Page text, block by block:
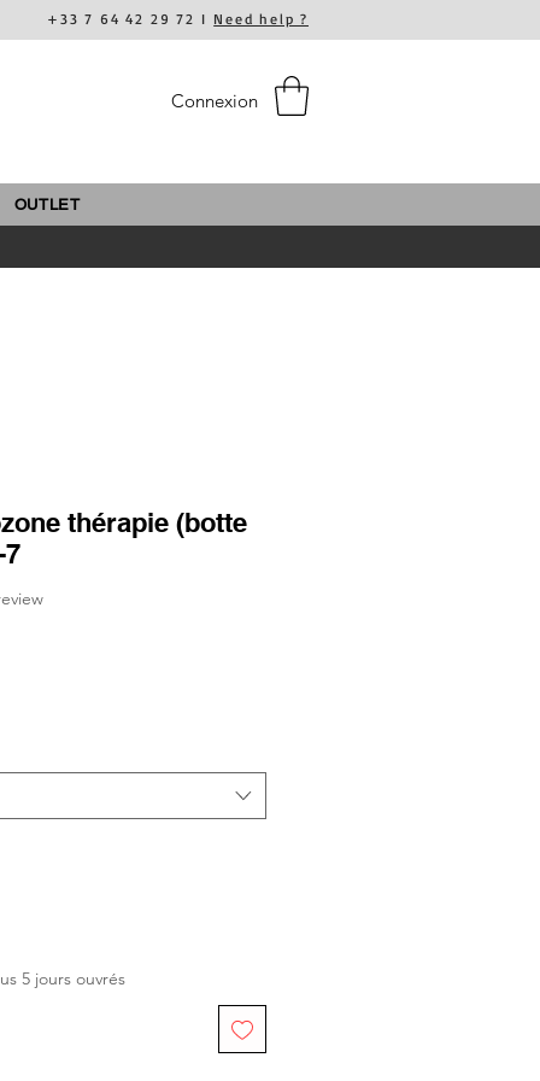
+33 7 64 42 29 72 I Need help ?
Connexion
OUTLET
thérapie (botte
7
stars based on 1 review
5 jours ouvrés